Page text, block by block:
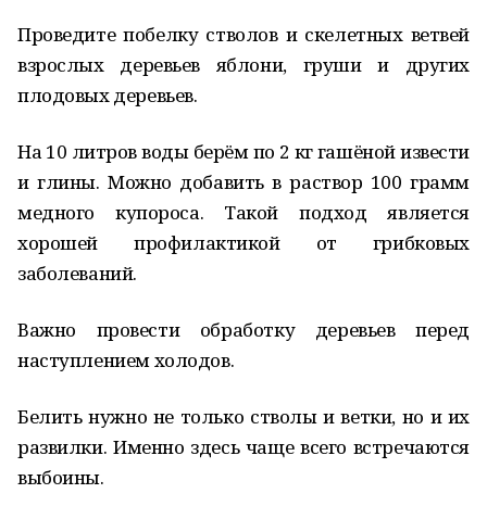
Проведите побелку стволов и скелетных ветвей
взрослых деревьев яблони, груши и других
плодовых деревьев.
На 10 литров воды берём по 2 кг гашёной извести
и глины. Можно добавить в раствор 100 грамм
медного купороса. Такой подход является
хорошей профилактикой от грибковых
заболеваний.
Важно провести обработку деревьев перед
наступлением холодов.
Белить нужно не только стволы и ветки, но и их
развилки. Именно здесь чаще всего встречаются
выбоины.